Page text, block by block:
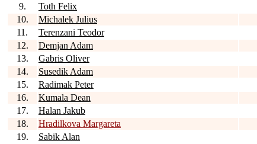
9.
Toth Felix
10.
Michalek Julius
11.
Terenzani Teodor
12.
Demjan Adam
13.
Gabris Oliver
14.
Susedik Adam
15.
Radimak Peter
16.
Kumala Dean
17.
Halan Jakub
18.
Hradilkova Margareta
19.
Sabik Alan